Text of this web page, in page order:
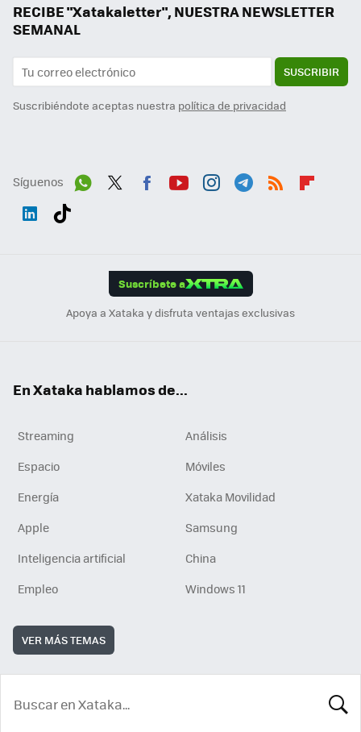
RECIBE "Xatakaletter", NUESTRA NEWSLETTER
SEMANAL
SUSCRIBIR
Suscribiéndote aceptas nuestra política de privacidad
Síguenos
Suscríbete a
Apoya a Xataka y disfruta ventajas exclusivas
En Xataka hablamos de...
Streaming
Análisis
Espacio
Móviles
Energía
Xataka Movilidad
Apple
Samsung
Inteligencia artificial
China
Empleo
Windows 11
VER MÁS TEMAS